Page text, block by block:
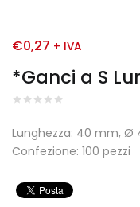
*Ganci a S
€0,27 + IVA
Lunghezza: 40 mm, Ø
Confezione: 100 pezzi